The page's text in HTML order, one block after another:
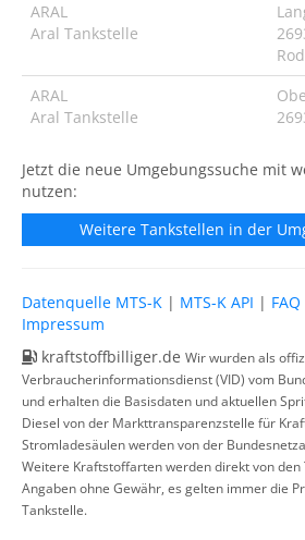
ARAL
Aral Tankstelle
ARAL
Aral Tankstelle
Jetzt die neue Umgebungssuche mit
nutzen:
Weitere Tankstellen in der
Datenquelle MTS-K | MTS-K API | FAQ
Impressum
kraftstoffbilliger.de Wir wurden als
Verbraucherinformationsdienst (VID) vom
und erhalten die Basisdaten und aktuellen
Diesel von der Markttransparenzstelle für
Stromladesäulen werden von der
Weitere Kraftstoffarten werden direkt von den
Angaben ohne Gewähr, es gelten immer die
Tankstelle.